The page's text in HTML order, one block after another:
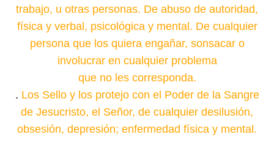
trabajo, u otras personas. De abuso de autoridad,
física y verbal, psicológica y mental. De cualquier
persona que los quiera engañar, sonsacar o
involucrar en cualquier problema
que no les corresponda.
. Los Sello y los protejo con el Poder de la Sangre
de Jesucristo, el Señor, de cualquier desilusión,
obsesión, depresión; enfermedad física y mental.